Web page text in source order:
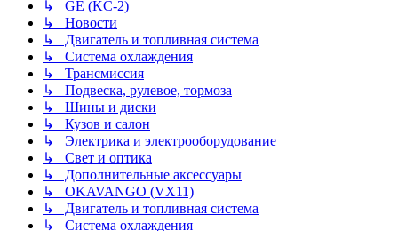
↳ GE (KC-2)
↳ Новости
↳ Двигатель и топливная система
↳ Система охлаждения
↳ Трансмиссия
↳ Подвеска, рулевое, тормоза
↳ Шины и диски
↳ Кузов и салон
↳ Электрика и электрооборудование
↳ Свет и оптика
↳ Дополнительные аксессуары
↳ OKAVANGO (VX11)
↳ Двигатель и топливная система
↳ Система охлаждения